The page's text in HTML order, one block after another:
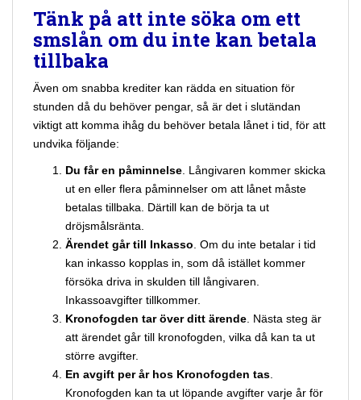
Tänk på att inte söka om ett
smslån om du inte kan betala
tillbaka
Även om snabba krediter kan rädda en situation för
stunden då du behöver pengar, så är det i slutändan
viktigt att komma ihåg du behöver betala lånet i tid, för att
undvika följande:
Du får en påminnelse . Långivaren kommer skicka
ut en eller flera påminnelser om att lånet måste
betalas tillbaka. Därtill kan de börja ta ut
dröjsmålsränta.
Ärendet går till Inkasso . Om du inte betalar i tid
kan inkasso kopplas in, som då istället kommer
försöka driva in skulden till långivaren.
Inkassoavgifter tillkommer.
Kronofogden tar över ditt ärende . Nästa steg är
att ärendet går till kronofogden, vilka då kan ta ut
större avgifter.
En avgift per år hos Kronofogden tas
Kronofogden kan ta ut löpande avgifter varje år för